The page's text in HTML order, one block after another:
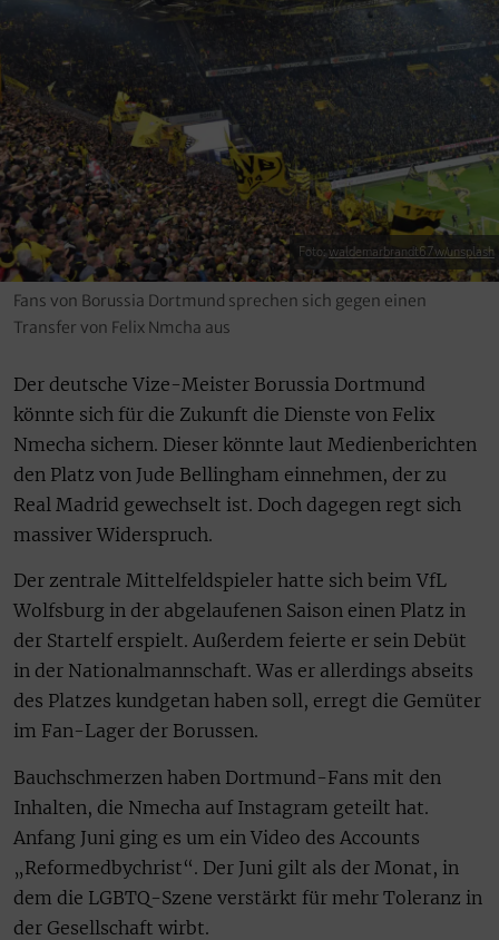
Foto: waldemarbrandt67w/unsplash
Fans von Borussia Dortmund sprechen sich gegen einen
Transfer von Felix Nmcha aus
Der deutsche Vize-Meister Borussia Dortmund
könnte sich für die Zukunft die Dienste von Felix
Nmecha sichern. Dieser könnte laut Medienberichten
den Platz von Jude Bellingham einnehmen, der zu
Real Madrid gewechselt ist. Doch dagegen regt sich
massiver Widerspruch.
Der zentrale Mittelfeldspieler hatte sich beim VfL
Wolfsburg in der abgelaufenen Saison einen Platz in
der Startelf erspielt. Außerdem feierte er sein Debüt
in der Nationalmannschaft. Was er allerdings abseits
des Platzes kundgetan haben soll, erregt die Gemüter
im Fan-Lager der Borussen.
Bauchschmerzen haben Dortmund-Fans mit den
Inhalten, die Nmecha auf Instagram geteilt hat.
Anfang Juni ging es um ein Video des Accounts
„Reformedbychrist“. Der Juni gilt als der Monat, in
dem die LGBTQ-Szene verstärkt für mehr Toleranz in
der Gesellschaft wirbt.